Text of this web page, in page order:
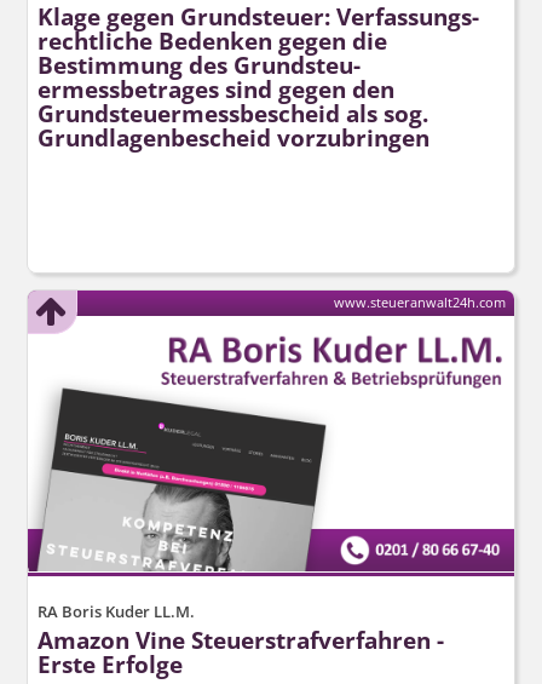
Klage gegen Grundsteuer: Verfassungs­
rechtliche Bedenken gegen die
Bestimmung des Grundsteu­
ermessbetrages sind gegen den
Grundsteu­ermessbescheid als sog.
Grundlagenbescheid vorzubringen
RA Boris Kuder LL.M.
Amazon Vine Steuerstraf­verfahren -
Erste Erfolge
www.steueranwalt24h.com